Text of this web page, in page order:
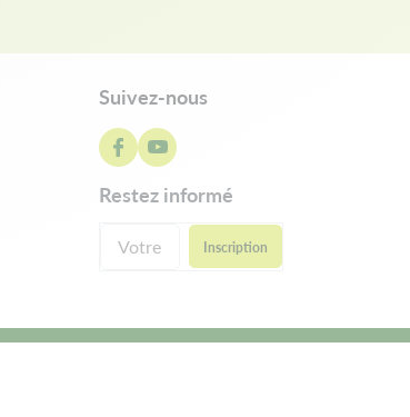
Suivez-nous
restez informé